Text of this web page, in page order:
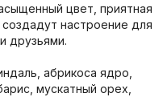
цвет, приятная
настроение для
друзьями.
абрикоса ядро,
мускатный орех,